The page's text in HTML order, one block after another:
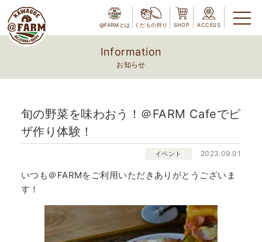
@FARMとは くだもの狩り SHOP ACCESS
Information
お知らせ
旬の野菜を味わおう！＠FARM Cafeでピ
ザ作り体験！
イベント 2023.09.01
いつも＠FARMをご利用いただきありがとうございま
す！